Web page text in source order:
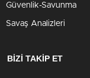
Güvenlik-Savunma
Savaş Analizleri
BİZİ TAKİP ET